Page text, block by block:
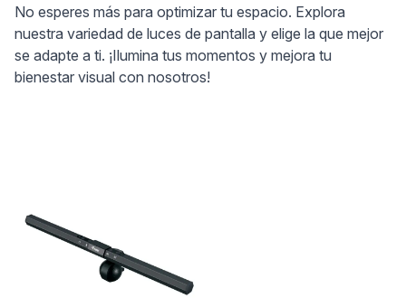
No esperes más para optimizar tu espacio. Explora
nuestra variedad de luces de pantalla y elige la que mejor
se adapte a ti. ¡Ilumina tus momentos y mejora tu
bienestar visual con nosotros!